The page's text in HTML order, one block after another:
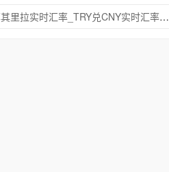
今日人民币兑土耳其里拉实时汇率_TRY兑CNY实时汇率查询 2025年09月21日